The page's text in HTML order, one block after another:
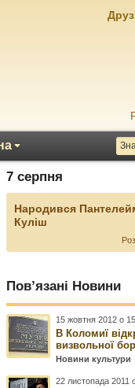
7 серпня
Народився
Куліш
Пов’язані Новини
15 жовтня 2012 о
В Коломиї
визвольної
Новини культури
22 листопада 2011